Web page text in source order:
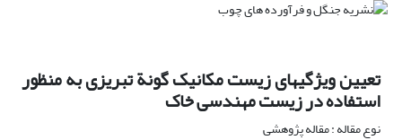
تعیین وی‍ژگی‏های زیست‏‏‏ مکانیک گونة تبریزی به‏ منظور
استفاده در زیست‏ مهندسی خاک
نوع مقاله : مقاله پژوهشی